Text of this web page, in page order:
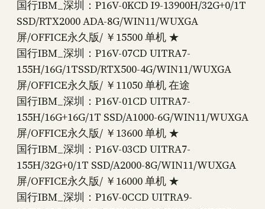
国行IBM_深圳：P16V-0KCD I9-13900H/32G+0/1T
SSD/RTX2000 ADA-8G/WIN11/WUXGA
屏/OFFICE永久版/ ￥15500 单机 ★
国行IBM_深圳：P16V-07CD UITRA7-
155H/16G/1TSSD/RTX500-4G/WIN11/WUXGA
屏/OFFICE永久版/ ￥11050 单机 在途
国行IBM_深圳：P16V-01CD UITRA7-
155H/16G+16G/1T SSD/A1000-6G/WIN11/WUXGA
屏/OFFICE永久版/ ￥13600 单机 ★
国行IBM_深圳：P16V-03CD UITRA7-
155H/32G+0/1T SSD/A2000-8G/WIN11/WUXGA
屏/OFFICE永久版/ ￥16000 单机 ★
国行IBM_深圳：P16V-0CCD UITRA9-